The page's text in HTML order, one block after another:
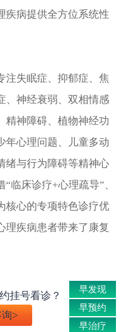
疾病提供全方位系统性
失眠症、抑郁症、焦
、神经衰弱、双相情感
精神障碍、植物神经功
年心理问题、儿童多动
绪与行为障碍等精神心
临床诊疗+心理疏导”、
核心的专项特色诊疗优
理疾病患者带来了康复
挂号看诊？
>
早发现
早预约
早治疗